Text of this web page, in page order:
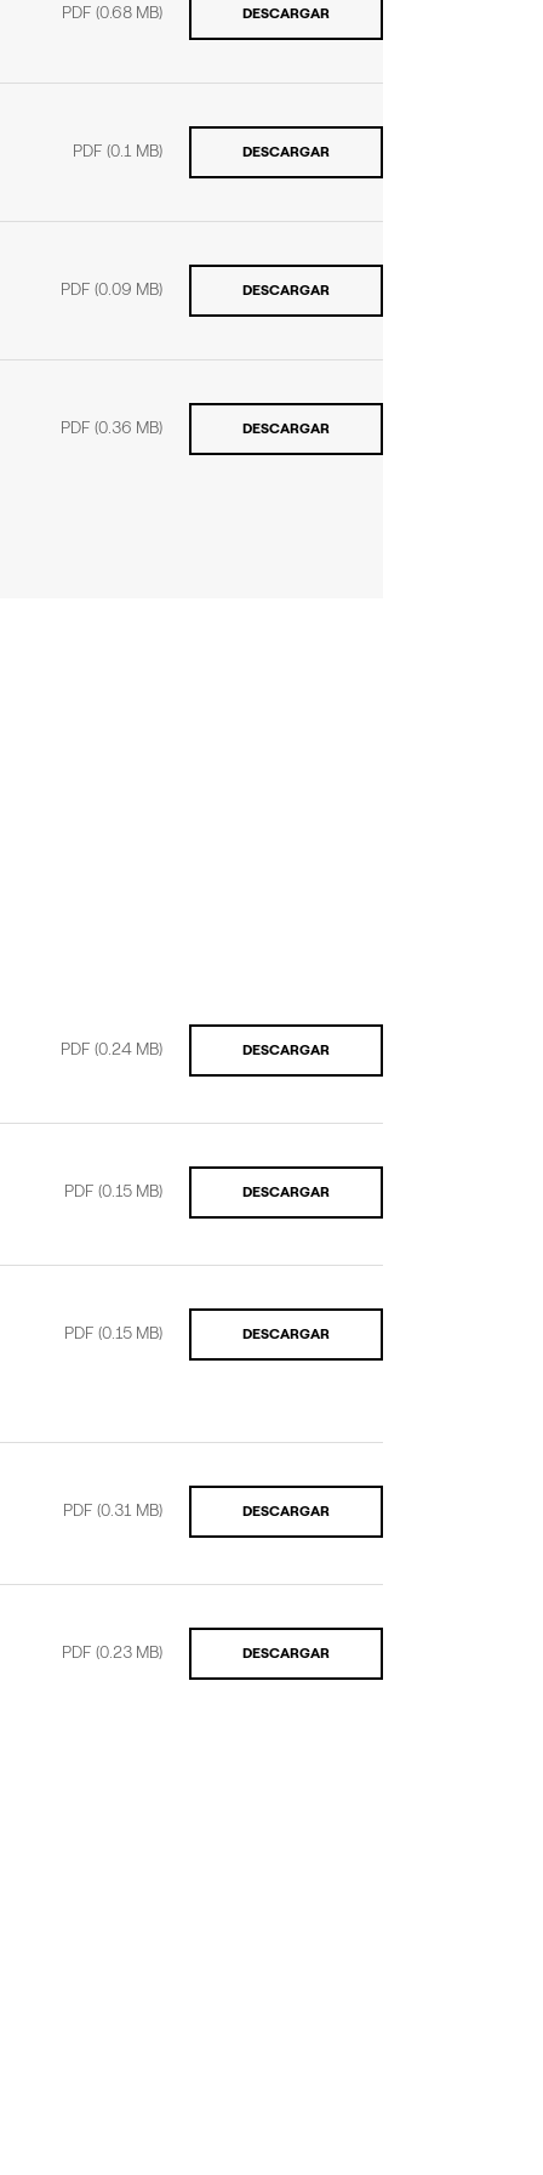
PDF (0.68 MB) DESCARGAR
PDF (0.1 MB) DESCARGAR
PDF (0.09 MB) DESCARGAR
PDF (0.36 MB) DESCARGAR
PDF (0.24 MB) DESCARGAR
PDF (0.15 MB) DESCARGAR
PDF (0.15 MB) DESCARGAR
PDF (0.31 MB) DESCARGAR
PDF (0.23 MB) DESCARGAR